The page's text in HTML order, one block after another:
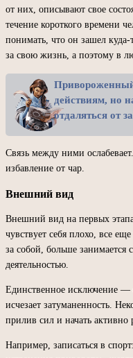
от них, описывают свое
течение короткого времени
понимать, что он зашел куда-
за свою жизнь, а поэтому в
действиям, но
отдаляться от
Связь между ними
избавление от чар.
Внешний вид
Внешний вид на первых
чувствует себя плохо, все
за собой, больше занимается
деятельностью.
Единственное исключение —
исчезает затуманенность.
прилив сил и начать активно
Например, записаться в